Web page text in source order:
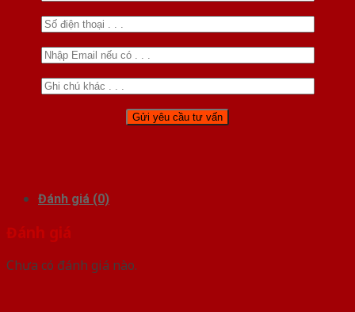
Đánh giá (0)
Đánh giá
Chưa có đánh giá nào.